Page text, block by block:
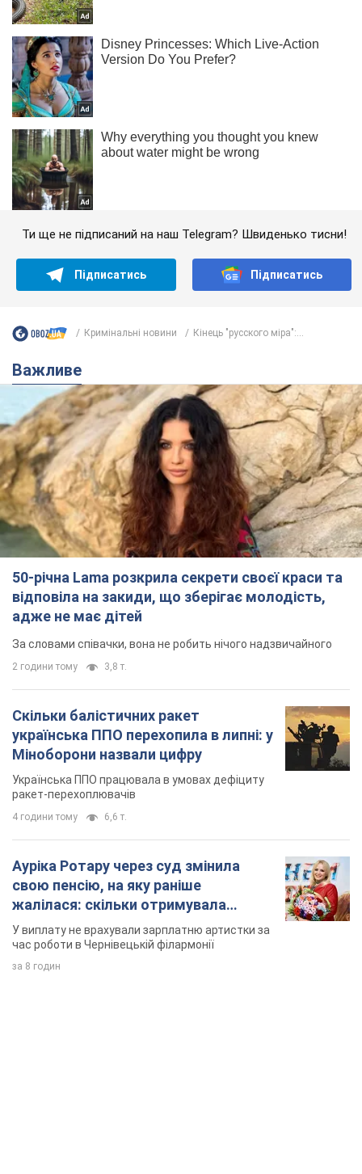
Ти ще не підписаний на наш Telegram? Швиденько тисни!
Підписатись Підписатись
Кримінальні новини Кінець "русского міра":...
Важливе
50-річна Lama розкрила секрети своєї краси та
відповіла на закиди, що зберігає молодість,
адже не має дітей
За словами співачки, вона не робить нічого надзвичайного
2 години тому 3,8 т.
Скільки балістичних ракет
українська ППО перехопила в липні: у
Міноборони назвали цифру
Українська ППО працювала в умовах дефіциту
ракет-перехоплювачів
4 години тому 6,6 т.
Ауріка Ротару через суд змінила
свою пенсію, на яку раніше
жалілася: скільки отримувала
співачка
У виплату не врахували зарплатню артистки за
час роботи в Чернівецькій філармонії
за 8 годин